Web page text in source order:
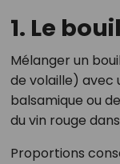
1. Le
Mélanger un
de volaille) avec
balsamique ou
du vin rouge
Proportions